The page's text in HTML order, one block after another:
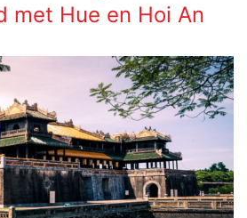
met Hue en Hoi An